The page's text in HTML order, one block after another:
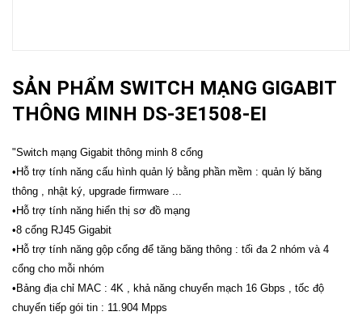
SẢN PHẨM SWITCH MẠNG GIGABIT
THÔNG MINH DS-3E1508-EI
"Switch mạng Gigabit thông minh 8 cổng
•Hỗ trợ tính năng cấu hình quản lý bằng phần mềm : quản lý băng
thông , nhật ký, upgrade firmware ...
•Hỗ trợ tính năng hiển thị sơ đồ mạng
•8 cổng RJ45 Gigabit
•Hỗ trợ tính năng gộp cổng để tăng băng thông : tối đa 2 nhóm và 4
cổng cho mỗi nhóm
•Bảng địa chỉ MAC : 4K , khả năng chuyển mạch 16 Gbps , tốc độ
chuyển tiếp gói tin : 11.904 Mpps